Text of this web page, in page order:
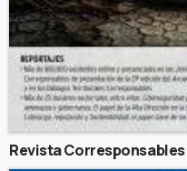
Revista Corresponsables